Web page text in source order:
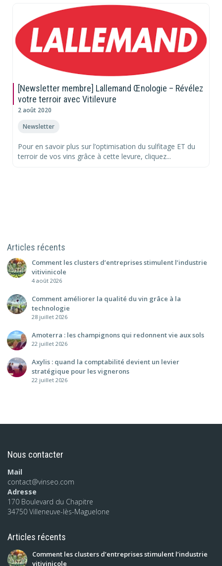
[Newsletter membre] Lallemand Œnologie – Révélez
votre terroir avec Vitilevure
2 août 2020
Newsletter
Pour en savoir plus sur l’optimisation du sulfitage ET du
terroir de vos vins grâce à cette levure, cliquez...
Articles récents
Comment les clusters d’entreprises stimulent l’industrie
vitivinicole
4 août 2026
Comment améliorer la qualité du vin grâce à la
technologie
28 juillet 2026
Amoterra : les champignons qui redonnent vie aux sols
22 juillet 2026
Axylis : quand la comptabilité devient un levier
stratégique pour les vignerons
22 juillet 2026
Nous contacter
Mail
contact@vinseo.com
Adresse
170 Boulevard du Chapitre
34750 Villeneuve-lès-Maguelone
Articles récents
Comment les clusters d’entreprises stimulent l’industrie
vitivinicole